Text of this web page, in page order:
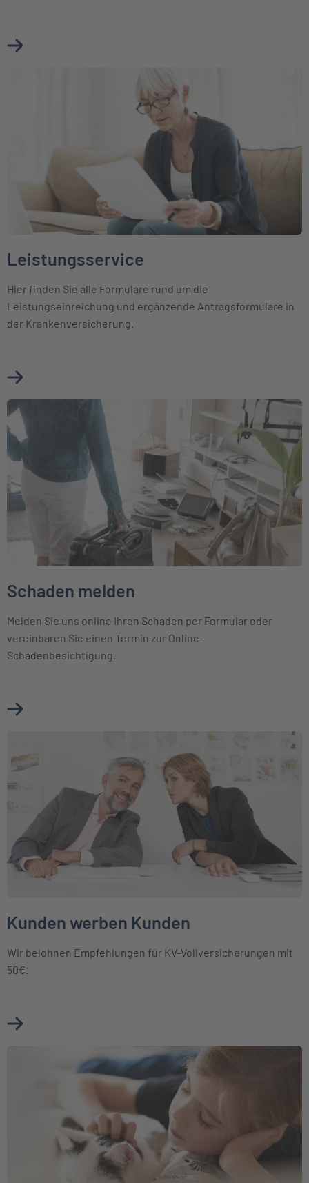
Mehr über Download-Center erfahren
Leistungsservice
Hier finden Sie alle Formulare rund um die
Leistungseinreichung und ergänzende Antragsformulare in
der Krankenversicherung.
Mehr über Leistungsservice erfahren
Weiter zu Schaden melden
Schaden melden
Melden Sie uns online Ihren Schaden per Formular oder
vereinbaren Sie einen Termin zur Online-
Schadenbesichtigung.
Mehr über Schaden melden erfahren
Kunden werben Kunden
Wir belohnen Empfehlungen für KV-Vollversicherungen mit
50€.
Mehr über Kunden werben Kunden erfahren
Weiter zu Mitglieder Assistance